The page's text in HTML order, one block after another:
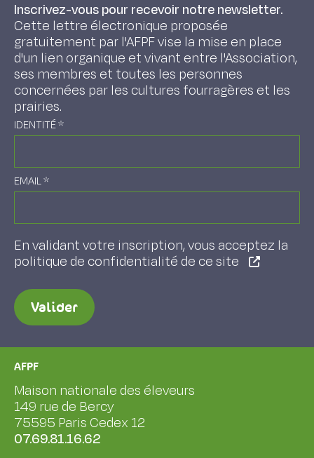
Inscrivez-vous pour recevoir notre newsletter.
Cette lettre électronique proposée
gratuitement par l'AFPF vise la mise en place
d'un lien organique et vivant entre l'Association,
ses membres et toutes les personnes
concernées par les cultures fourragères et les
prairies.
IDENTITÉ*
EMAIL*
En validant votre inscription, vous acceptez la
politique de confidentialité de ce site
Valider
AFPF
Maison nationale des éleveurs
149 rue de Bercy
75595 Paris Cedex 12
07.69.81.16.62